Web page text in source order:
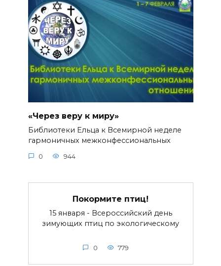
«Через веру к миру»
Библиотеки Ельца к Всемирной неделе
гармоничных межконфессиональных
0 944
Покормите птиц!
15 января - Всероссийский день
зимующих птиц по экологическому
0 779